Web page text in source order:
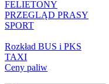
FELIETONY
PRZEGLĄD PRASY
SPORT
Rozkład BUS i PKS
TAXI
Ceny paliw